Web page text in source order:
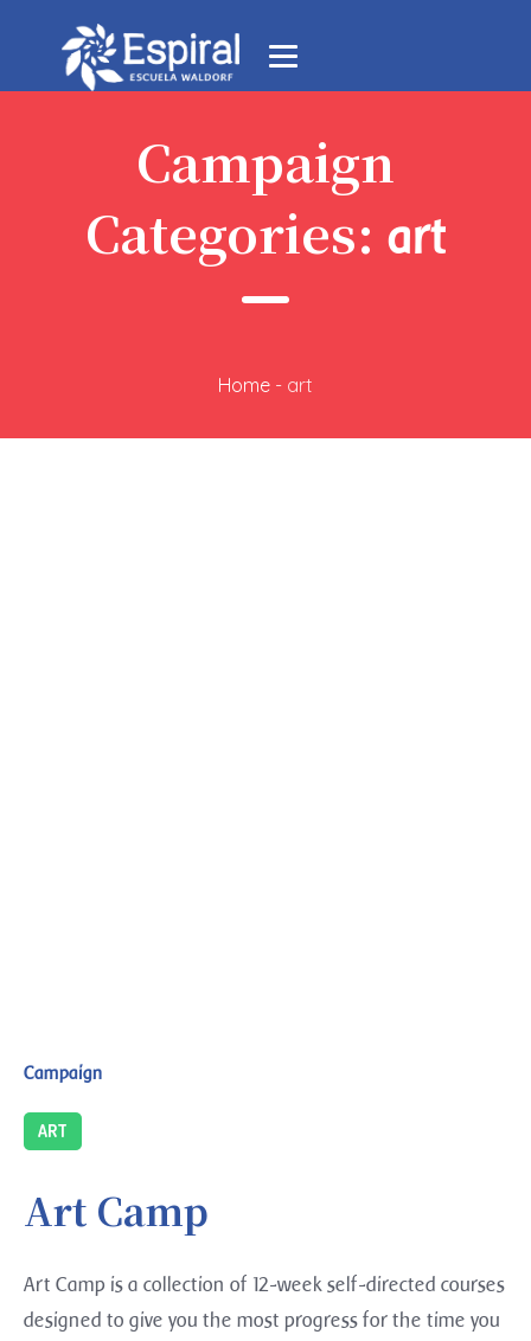
Campaign
Categories: art
Home - art
Campaign
ART
Art Camp
Art Camp is a collection of 12-week self-directed courses
designed to give you the most progress for the time you